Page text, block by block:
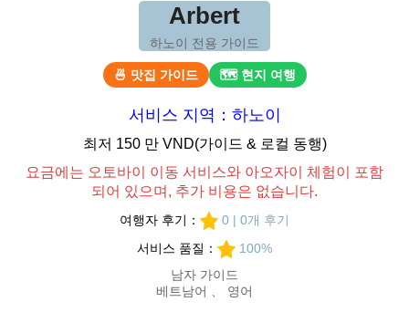
Arbert
하노이 전용 가이드
🍜 맛집 가이드 🗺 현지 여행
서비스 지역：하노이
최저 150 만 VND(가이드 & 로컬 동행)
요금에는 오토바이 이동 서비스와 아오자이 체험이 포함
되어 있으며, 추가 비용은 없습니다.
여행자 후기：
0 | 0개 후기
서비스 품질：
100%
남자 가이드
베트남어 、 영어